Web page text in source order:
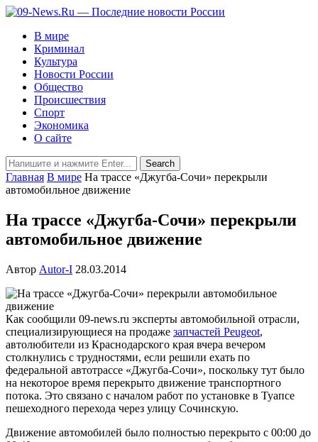
В мире
Криминал
Культура
Новости России
Общество
Происшествия
Спорт
Экономика
О сайте
Главная В мире На трассе «Джугба-Сочи» перекрыли
автомобильное движение
На трассе «Джугба-Сочи» перекрыли
автомобильное движение
Автор Autor-I 28.03.2014
Как сообщили 09-news.ru эксперты автомобильной отрасли,
специализирующиеся на продаже запчастей Peugeot,
автолюбители из Краснодарского края вчера вечером
столкнулись с трудностями, если решили ехать по
федеральной автотрассе «Джугба-Сочи», поскольку тут было
на некоторое время перекрыто движение транспортного
потока. Это связано с началом работ по установке в Туапсе
пешеходного перехода через улицу Сочинскую.
Движение автомобилей было полностью перекрыто с 00:00 до